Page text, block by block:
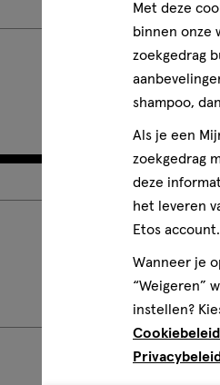
Met deze
binnen onze
zoekgedrag
shampoo,
Als je een
zoekgedrag
deze
het leveren
Etos account.
Wanneer je
“Weigeren”
instellen?
Cookiebeleid
Privacybeleid